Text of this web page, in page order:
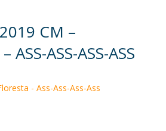
CM –
ASS-ASS-ASS-ASS
- Ass-Ass-Ass-Ass